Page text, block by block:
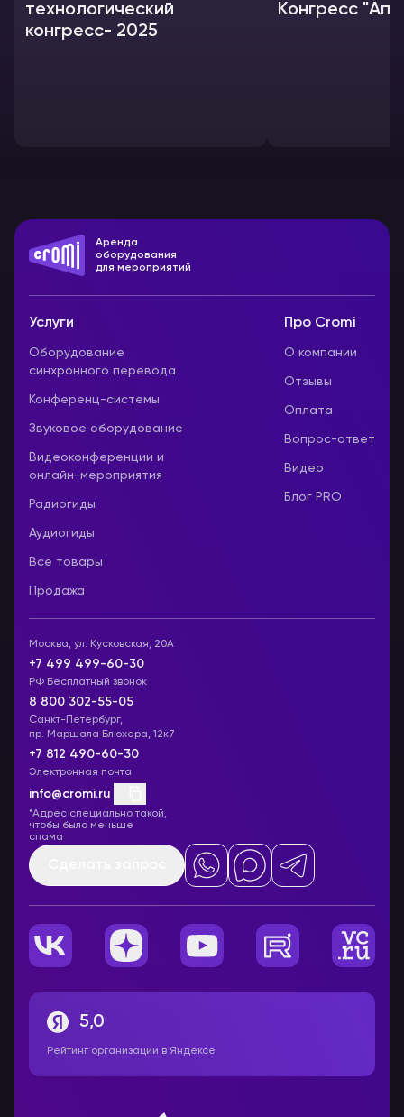
технологический
конгресс- 2025
Конгресс
Аренда
оборудования
для мероприятий
Услуги
Оборудование
синхронного перевода
Конференц-системы
Звуковое оборудование
Видеоконференции и
онлайн-мероприятия
Радиогиды
Аудиогиды
Все товары
Продажа
Про Cromi
О компании
Отзывы
Оплата
Вопрос-ответ
Видео
Блог PRO
Москва, ул. Кусковская, 20А
+7 499 499-60-30
РФ Бесплатный звонок
8 800 302-55-05
Санкт-Петербург,
пр. Маршала Блюхера, 12к7
+7 812 490-60-30
Электронная почта
info@cromi.ru
*Адрес специально такой,
чтобы было меньше
спама
5,0
Рейтинг организации в Яндексе